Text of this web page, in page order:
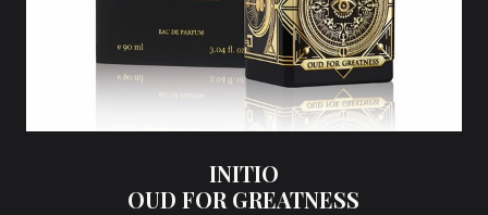
INITIO
OUD FOR GREATNESS